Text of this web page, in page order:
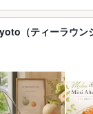
（ティーラウ